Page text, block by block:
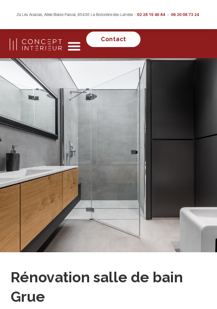
Za Les Acacias, Allée Blaise Pascal, 85430 La Boissière-des-Landes – 02 28 15 46 84 – 06 20 08 73 24
Contact
Rénovation salle de bain
Grue